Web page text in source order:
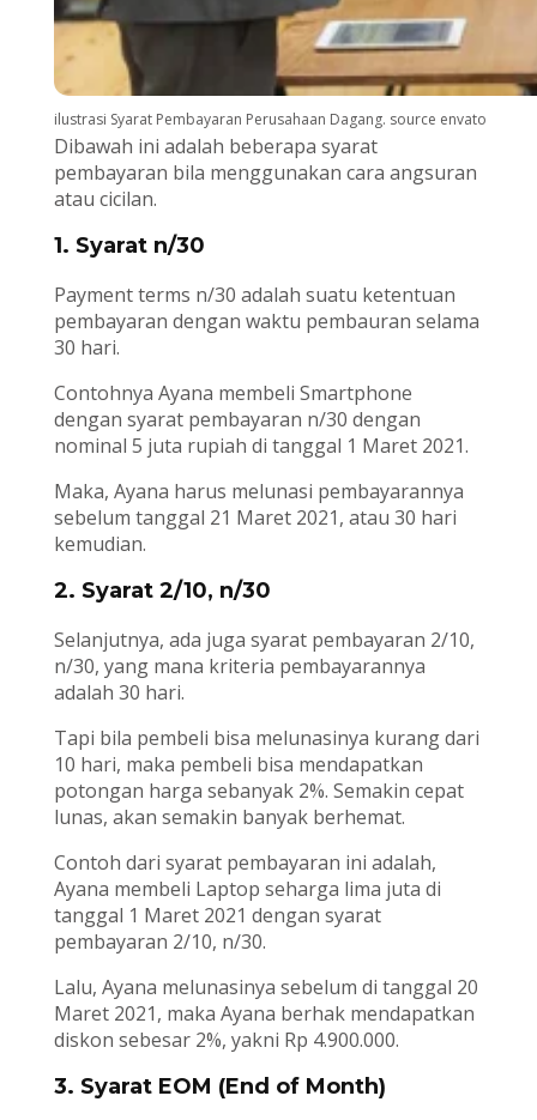
ilustrasi Syarat Pembayaran Perusahaan Dagang. source envato
Dibawah ini adalah beberapa syarat
pembayaran bila menggunakan cara angsuran
atau cicilan.
1. Syarat n/30
Payment terms n/30 adalah suatu ketentuan
pembayaran dengan waktu pembauran selama
30 hari.
Contohnya Ayana membeli Smartphone
dengan syarat pembayaran n/30 dengan
nominal 5 juta rupiah di tanggal 1 Maret 2021.
Maka, Ayana harus melunasi pembayarannya
sebelum tanggal 21 Maret 2021, atau 30 hari
kemudian.
2. Syarat 2/10, n/30
Selanjutnya, ada juga syarat pembayaran 2/10,
n/30, yang mana kriteria pembayarannya
adalah 30 hari.
Tapi bila pembeli bisa melunasinya kurang dari
10 hari, maka pembeli bisa mendapatkan
potongan harga sebanyak 2%. Semakin cepat
lunas, akan semakin banyak berhemat.
Contoh dari syarat pembayaran ini adalah,
Ayana membeli Laptop seharga lima juta di
tanggal 1 Maret 2021 dengan syarat
pembayaran 2/10, n/30.
Lalu, Ayana melunasinya sebelum di tanggal 20
Maret 2021, maka Ayana berhak mendapatkan
diskon sebesar 2%, yakni Rp 4.900.000.
3. Syarat EOM (End of Month)